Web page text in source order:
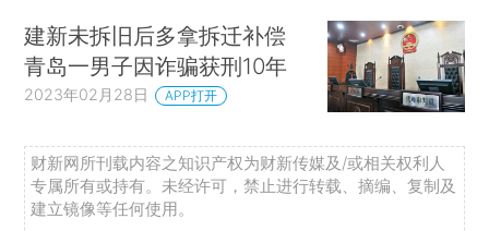
建新未拆旧后多拿拆迁补偿
青岛一男子因诈骗获刑10年
2023年02月28日 APP打开
财新网所刊载内容之知识产权为财新传媒及/或相关权利人
专属所有或持有。未经许可，禁止进行转载、摘编、复制及
建立镜像等任何使用。